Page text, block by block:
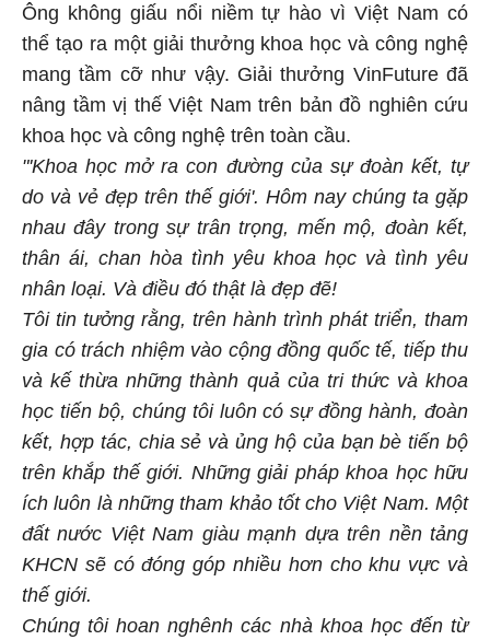
Ông không giấu nổi niềm tự hào vì Việt Nam có
thể tạo ra một giải thưởng khoa học và công nghệ
mang tầm cỡ như vậy. Giải thưởng VinFuture đã
nâng tầm vị thế Việt Nam trên bản đồ nghiên cứu
khoa học và công nghệ trên toàn cầu.
"'Khoa học mở ra con đường của sự đoàn kết, tự
do và vẻ đẹp trên thế giới'. Hôm nay chúng ta gặp
nhau đây trong sự trân trọng, mến mộ, đoàn kết,
thân ái, chan hòa tình yêu khoa học và tình yêu
nhân loại. Và điều đó thật là đẹp đẽ!
Tôi tin tưởng rằng, trên hành trình phát triển, tham
gia có trách nhiệm vào cộng đồng quốc tế, tiếp thu
và kế thừa những thành quả của tri thức và khoa
học tiến bộ, chúng tôi luôn có sự đồng hành, đoàn
kết, hợp tác, chia sẻ và ủng hộ của bạn bè tiến bộ
trên khắp thế giới. Những giải pháp khoa học hữu
ích luôn là những tham khảo tốt cho Việt Nam. Một
đất nước Việt Nam giàu mạnh dựa trên nền tảng
KHCN sẽ có đóng góp nhiều hơn cho khu vực và
thế giới.
Chúng tôi hoan nghênh các nhà khoa học đến từ